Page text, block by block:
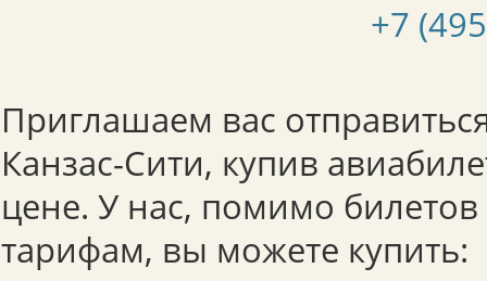
+7
Приглашаем вас
Канзас-Сити, купив
цене. У нас, помимо
тарифам, вы можете купить: